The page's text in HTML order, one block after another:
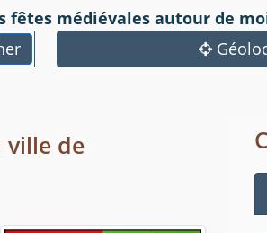
fêtes médiévales autour de
ville de